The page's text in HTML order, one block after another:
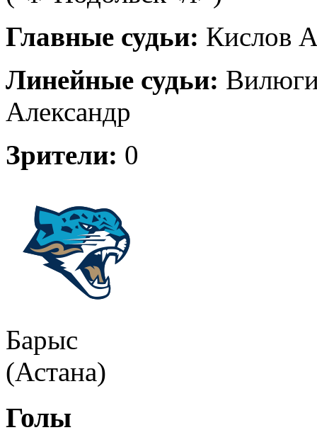
Главные судьи: Кислов
Линейные судьи:
Александр
Зрители: 0
Барыс
(Астана)
Голы